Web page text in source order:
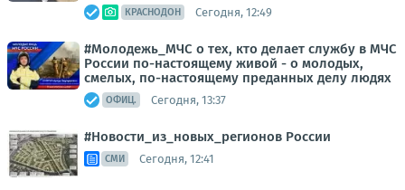
КРАСНОДОН Сегодня, 12:49
#Молодежь_МЧС о тех, кто делает службу в МЧС
России по-настоящему живой - о молодых,
смелых, по-настоящему преданных делу людях
ОФИЦ. Сегодня, 13:37
#Новости_из_новых_регионов России
СМИ Сегодня, 12:41